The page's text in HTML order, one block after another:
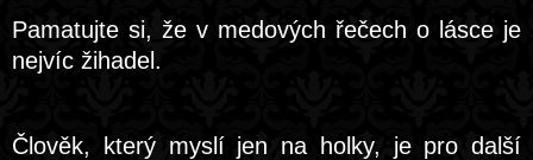
Pamatujte si, že v medových řečech o lásce je
nejvíc žihadel.
Člověk, který myslí jen na holky, je pro další